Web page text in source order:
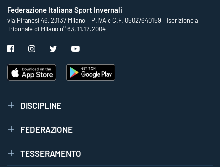
Federazione Italiana Sport Invernali
via Piranesi 46, 20137 Milano – P.IVA e C.F. 05027640159 – Iscrizione al
Tribunale di Milano n° 63, 11.12.2004
DISCIPLINE
FEDERAZIONE
TESSERAMENTO